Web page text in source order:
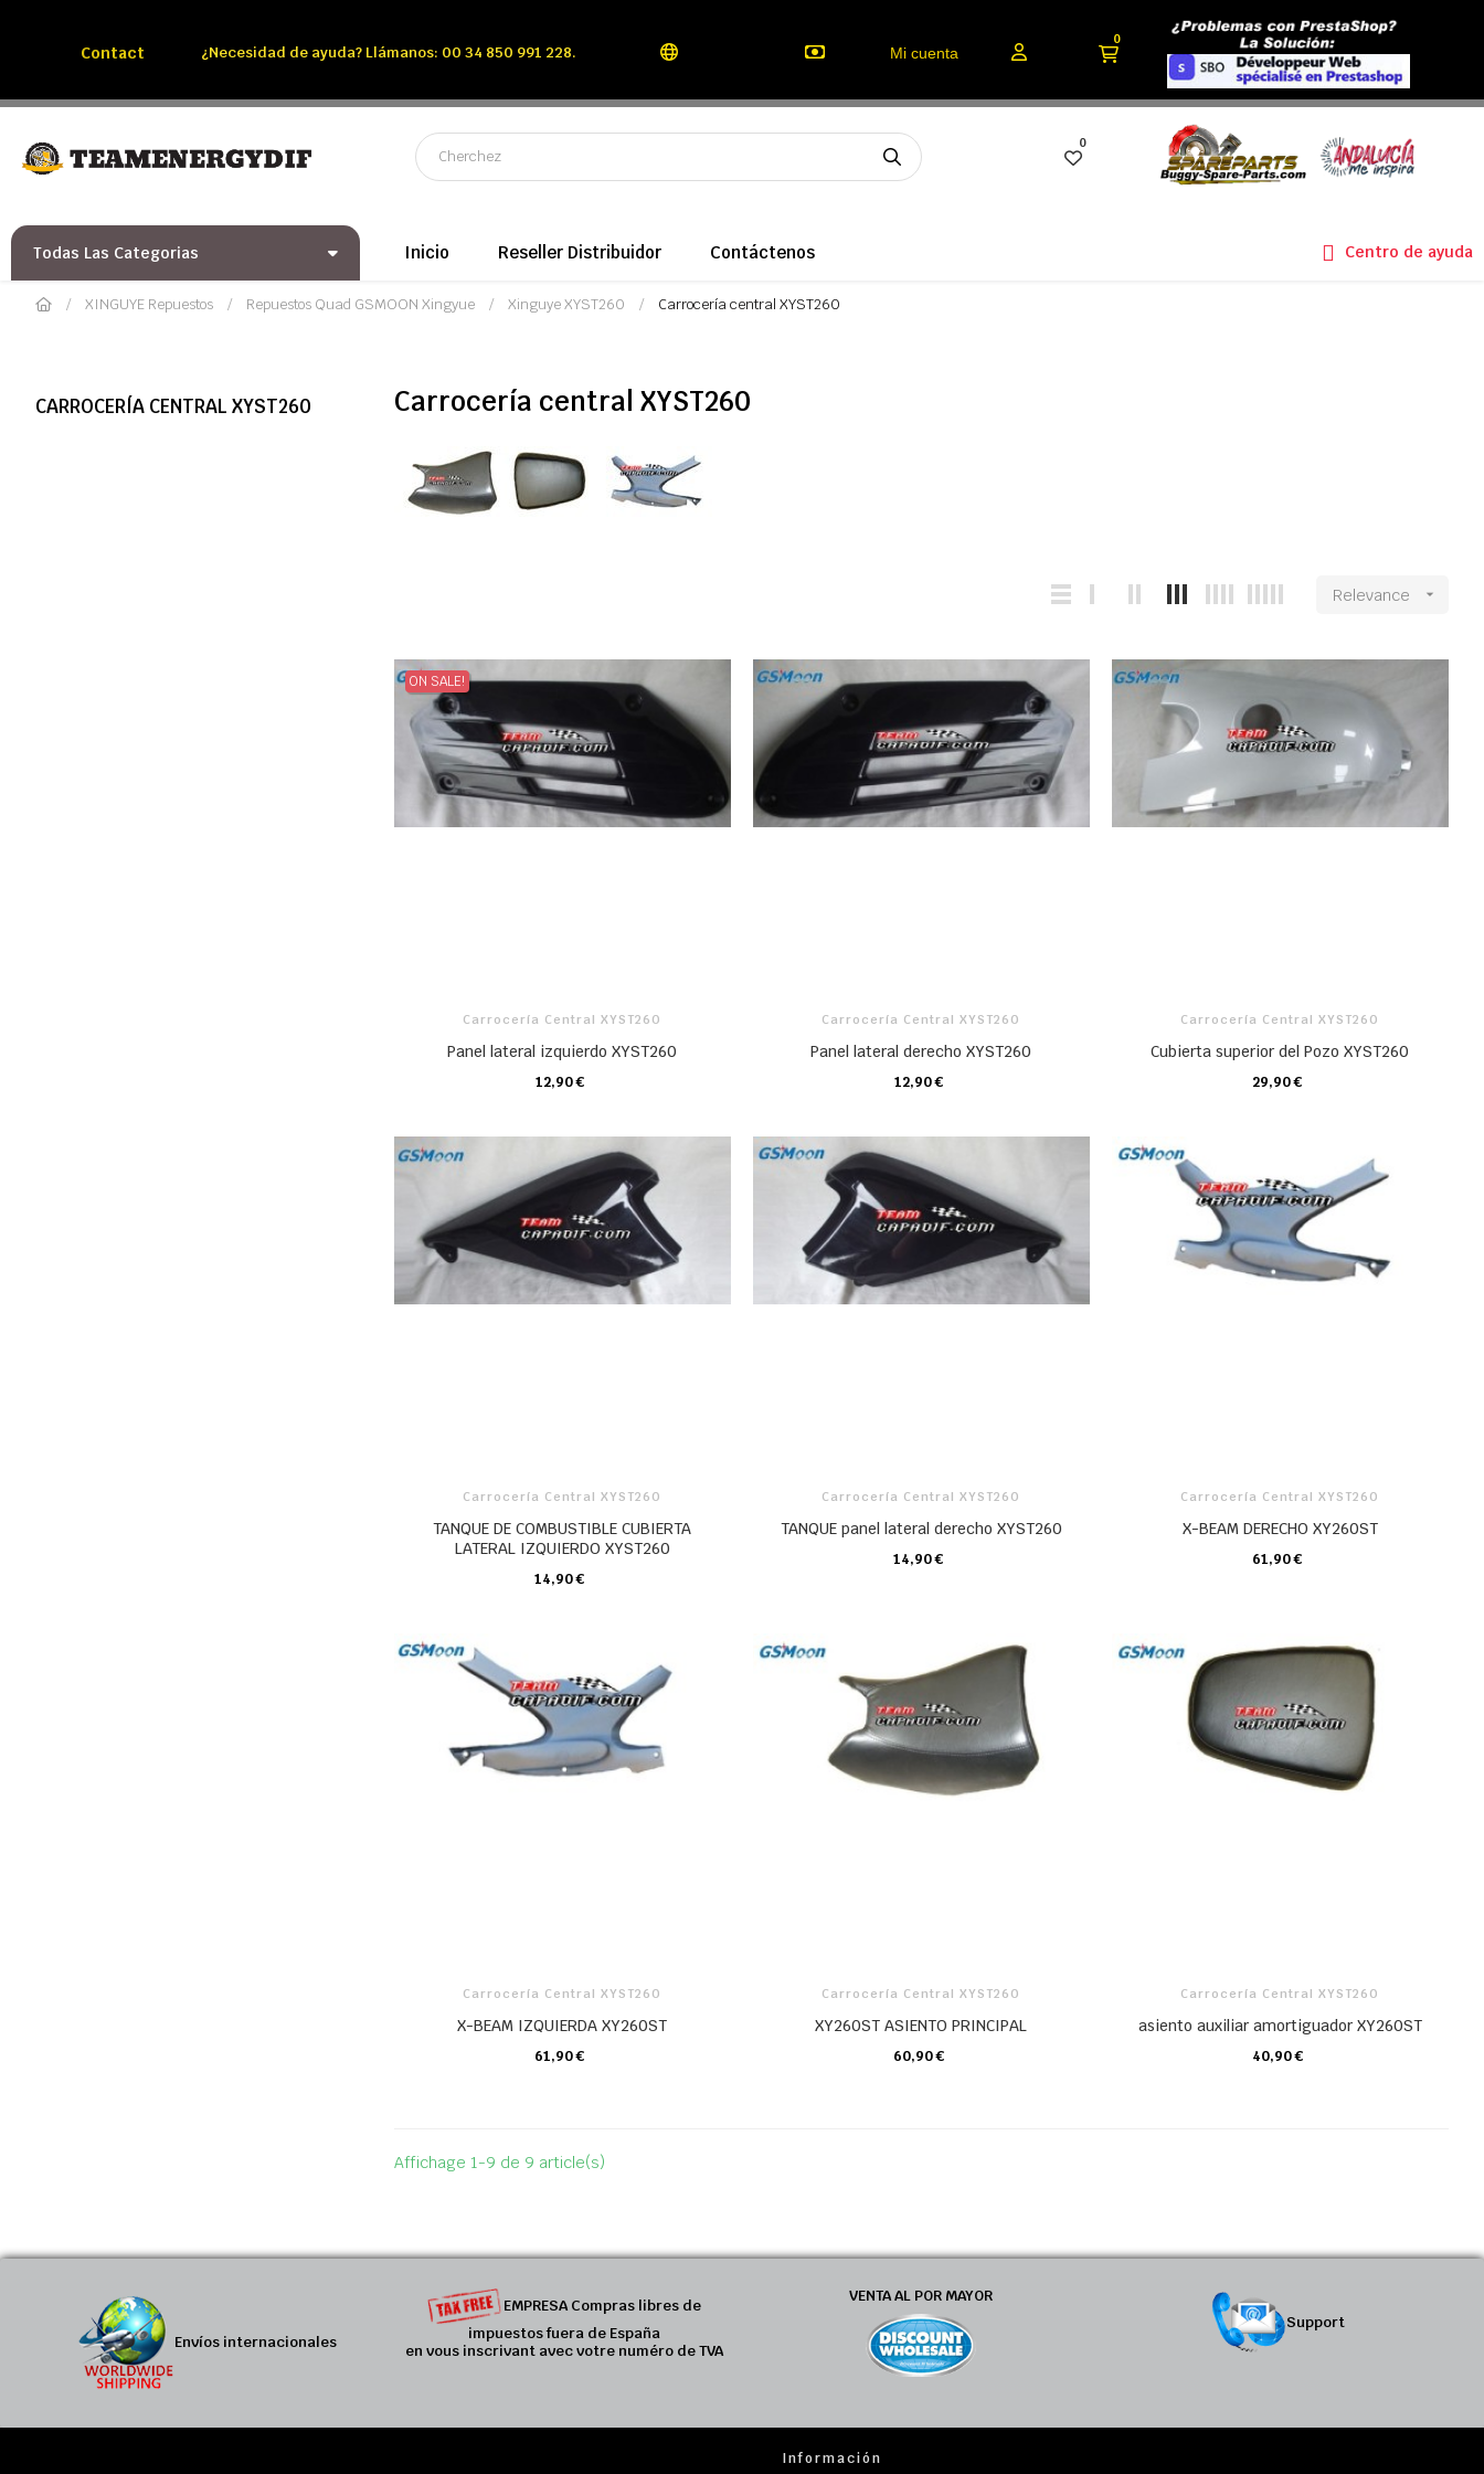
Contact ¿Necesidad de ayuda? Llámanos: 00 34 850 991 228. Mi cuenta
0
0
Todas Las Categorias Inicio Reseller Distribuidor Contáctenos Centro de ayuda
XINGUYE Repuestos Repuestos Quad GSMOON Xingyue Xinguye XYST260 Carrocería central XYST260
CARROCERÍA CENTRAL XYST260 Carrocería central XYST260
Relevance 
ON SALE!
Carrocería Central XYST260
Panel lateral izquierdo XYST260
12,90 €
CARRO
Carrocería Central XYST260
Panel lateral derecho XYST260
12,90 €
CARRO
Carrocería Central XYST260
Cubierta superior del Pozo XYST260
29,90 €
CARRO
Carrocería Central XYST260
TANQUE DE COMBUSTIBLE CUBIERTA
LATERAL IZQUIERDO XYST260
14,90 €
CARRO
Carrocería Central XYST260
TANQUE panel lateral derecho XYST260
14,90 €
CARRO
Carrocería Central XYST260
X-BEAM DERECHO XY260ST
61,90 €
CARRO
Carrocería Central XYST260
X-BEAM IZQUIERDA XY260ST
61,90 €
CARRO
Carrocería Central XYST260
XY260ST ASIENTO PRINCIPAL
60,90 €
CARRO
Carrocería Central XYST260
asiento auxiliar amortiguador XY260ST
40,90 €
CARRO
Affichage 1-9 de 9 article(s)
Envíos internacionales
EMPRESA Compras libres de
impuestos fuera de España
en vous inscrivant avec votre numéro de TVA
VENTA AL POR MAYOR
Support
Información